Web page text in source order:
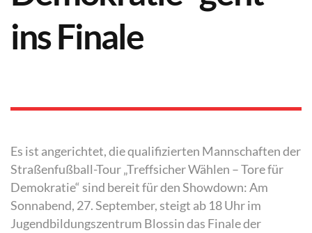
ins Finale
Es ist angerichtet, die qualifizierten Mannschaften der
Straßenfußball-Tour „Treffsicher Wählen – Tore für
Demokratie“ sind bereit für den Showdown: Am
Sonnabend, 27. September, steigt ab 18 Uhr im
Jugendbildungszentrum Blossin das Finale der